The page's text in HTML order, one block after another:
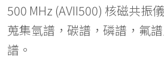
500 MHz (AVII500) 核磁共振
蒐集氫譜，碳譜，磷譜，氟
譜。